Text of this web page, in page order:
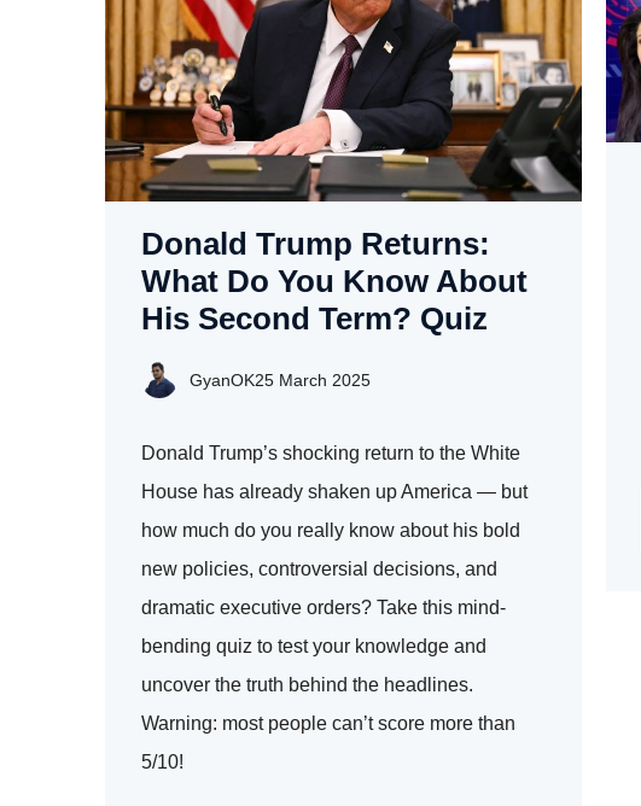
Donald Trump Returns:
What Do You Know About
His Second Term? Quiz
GyanOK25 March 2025
Donald Trump’s shocking return to the White
House has already shaken up America — but
how much do you really know about his bold
new policies, controversial decisions, and
dramatic executive orders? Take this mind-
bending quiz to test your knowledge and
uncover the truth behind the headlines.
Warning: most people can’t score more than
5/10!